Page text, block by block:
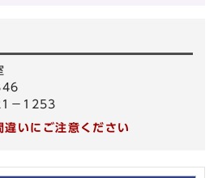
－1253
いにご注意ください